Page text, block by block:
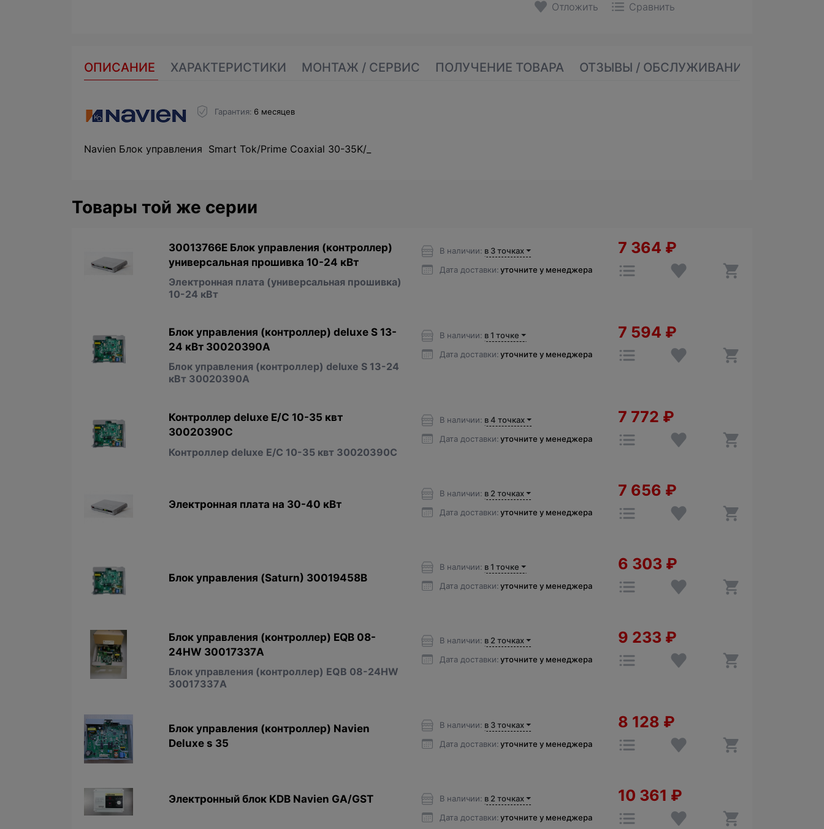
Отложить Сравнить
ОПИСАНИЕ ХАРАКТЕРИСТИКИ МОНТАЖ / СЕРВИС ПОЛУЧЕНИЕ ТОВАРА ОТЗЫВЫ / ОБСЛУЖИВАНИЕ
Гарантия 6 месяцев
Navien Блок управления Smart Tok/Prime Coaxial 30-35K/_
Товары той же серии
30013766Е Блок управления (контроллер)
универсальная прошивка 10-24 кВт
Электронная плата (универсальная прошивка)
10-24 кВт
В наличии: в 3 точках
Дата доставки: уточните у менеджера
7 364 ₽
Блок управления (контроллер) deluxe S 13-
24 кВт 30020390А
Блок управления (контроллер) deluxe S 13-24
кВт 30020390А
В наличии: в 1 точке
Дата доставки: уточните у менеджера
7 594 ₽
Контроллер deluxe Е/С 10-35 квт
30020390С
Контроллер deluxe Е/С 10-35 квт 30020390С
В наличии: в 4 точках
Дата доставки: уточните у менеджера
7 772 ₽
Электронная плата на 30-40 кВт
В наличии: в 2 точках
Дата доставки: уточните у менеджера
7 656 ₽
Блок управления (Saturn) 30019458B
В наличии: в 1 точке
Дата доставки: уточните у менеджера
6 303 ₽
Блок управления (контроллер) EQB 08-
24HW 30017337А
Блок управления (контроллер) EQB 08-24HW
30017337А
В наличии: в 2 точках
Дата доставки: уточните у менеджера
9 233 ₽
Блок управления (контроллер) Navien
Deluxe s 35
В наличии: в 3 точках
Дата доставки: уточните у менеджера
8 128 ₽
Электронный блок KDB Navien GA/GST В наличии: в 2 точках
Дата доставки: уточните у менеджера
10 361 ₽